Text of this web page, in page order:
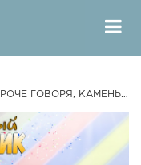
КАМЕНЬ СМЕРТИ / КОРОЧЕ ГОВОРЯ, КОНЕЦ СВЕТА [серия 2]